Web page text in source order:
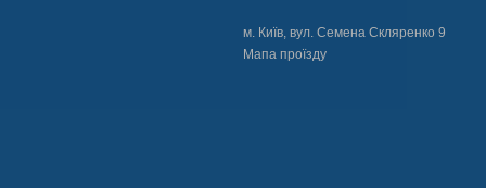
м. Київ, вул. Семена Скляренко 9
Мапа проїзду